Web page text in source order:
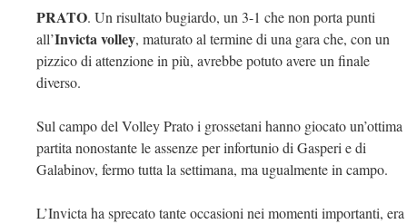
PRATO. Un risultato bugiardo, un 3-1 che non porta punti
all’Invicta volley, maturato al termine di una gara che, con un
pizzico di attenzione in più, avrebbe potuto avere un finale
diverso.
Sul campo del Volley Prato i grossetani hanno giocato un’ottima
partita nonostante le assenze per infortunio di Gasperi e di
Galabinov, fermo tutta la settimana, ma ugualmente in campo.
L’Invicta ha sprecato tante occasioni nei momenti importanti, era